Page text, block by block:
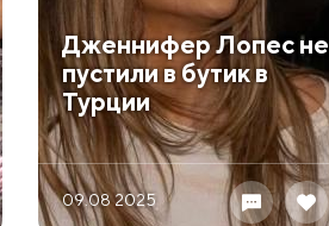
Дженнифер Лопес не
пустили в бутик в
Турции
09.08 2025